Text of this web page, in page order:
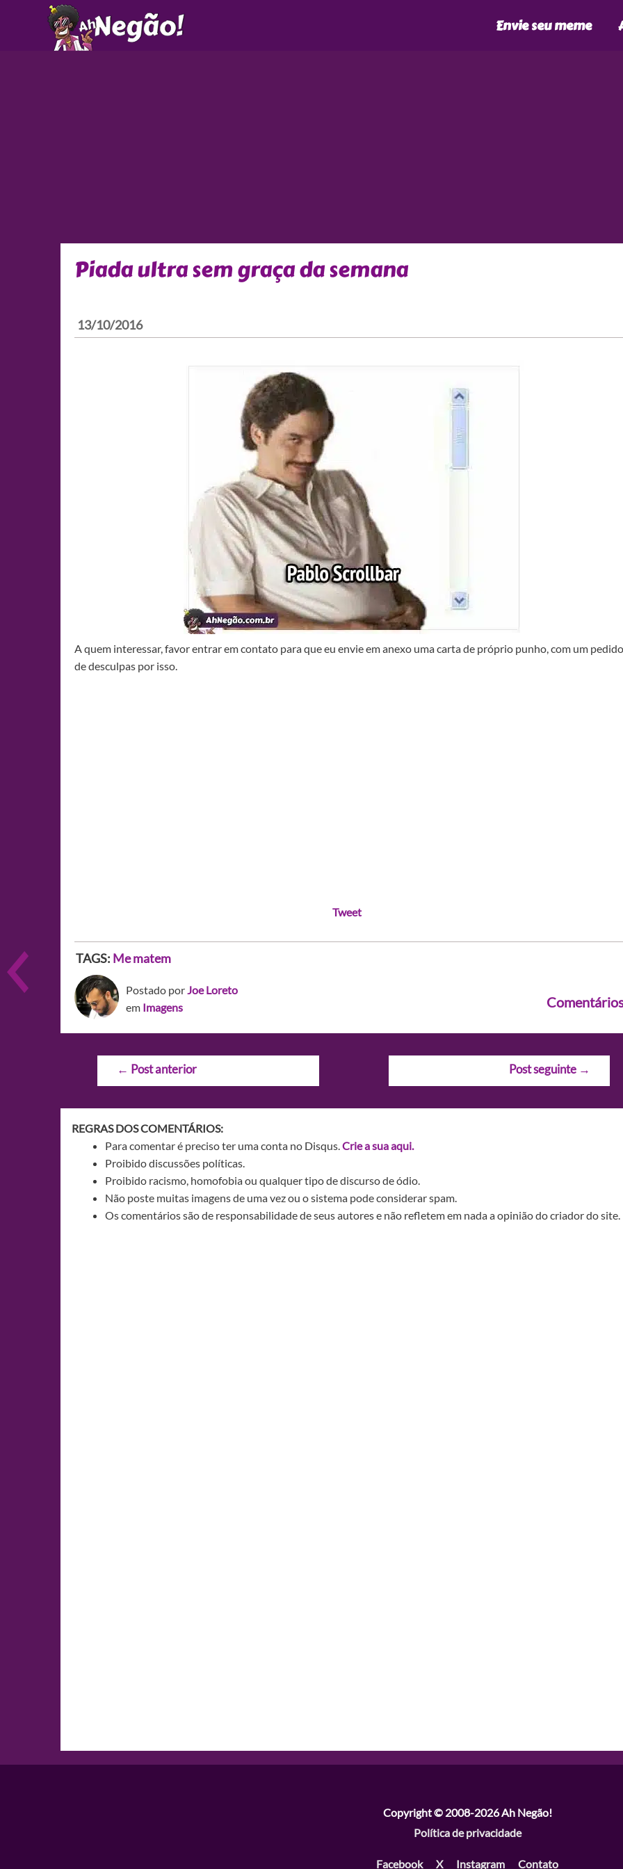
Envie seu meme
Piada ultra sem graça da semana
13/10/2016
A quem interessar, favor entrar em contato para que eu envie em anexo uma carta de próprio punho, com um pedido
de desculpas por isso.
Tweet
TAGS: Me matem
Postado porJoe Loreto
em Imagens
Navegação
← Post anterior Post seguinte →
REGRAS DOS COMENTÁRIOS:
Para comentar é preciso ter uma conta no Disqus.Crie a sua aqui.
Proibido discussões políticas.
Proibido racismo, homofobia ou qualquer tipo de discurso de ódio.
Não poste muitas imagens de uma vez ou o sistema pode considerar spam.
Os comentários são de responsabilidade de seus autores e não refletem em nada a opinião do criador do site.
Copyright © 2008-2026Ah Negão!
Política de privacidade
Facebook X Instagram Contato